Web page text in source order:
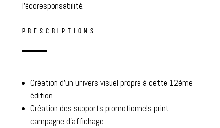
l’écoresponsabilité.
PRESCRIPTIONS
Création d’un univers visuel propre à cette 12ème
édition.
Création des supports promotionnels print :
campagne d’affichage